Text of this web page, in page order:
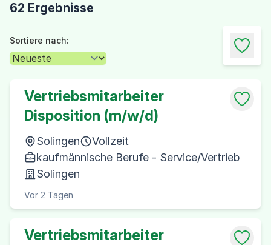
62 Ergebnisse
Sortiere nach:
Vertriebsmitarbeiter
Disposition (m/w/d)
Solingen
Vollzeit
kaufmännische Berufe - Service/Vertrieb
Solingen
Vor 2 Tagen
Vertriebsmitarbeiter